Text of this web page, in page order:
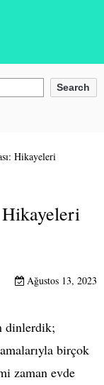
Search
Hikayeleri
Ağustos 13, 2023
dinlerdik;
birçok
zaman evde